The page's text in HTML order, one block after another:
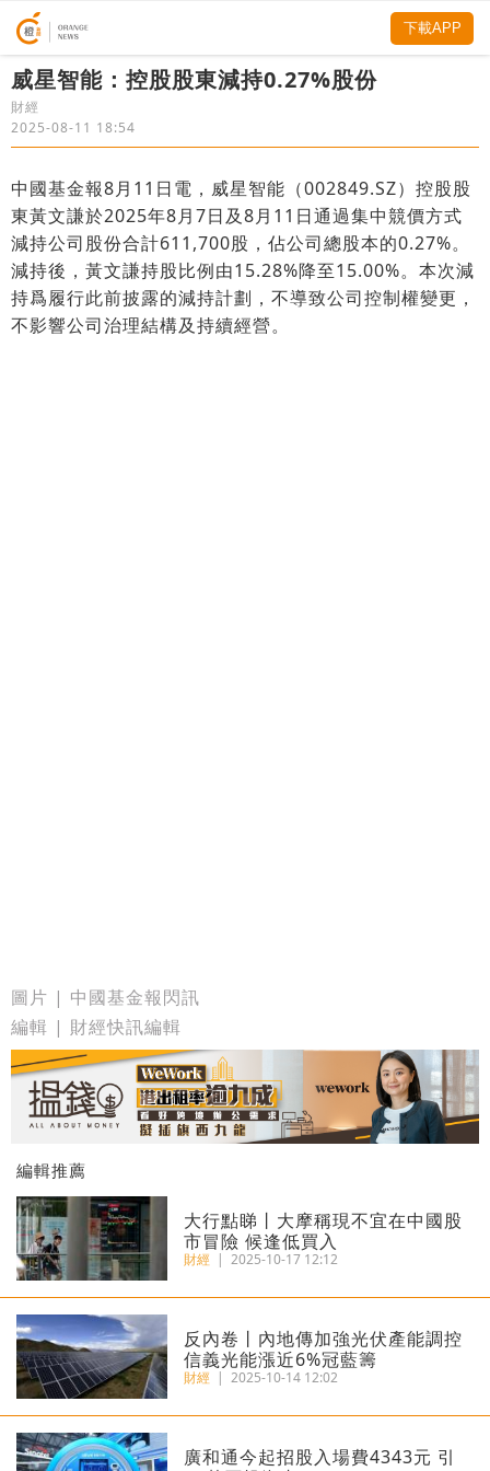
威星智能：控股股東減持0.27%股份
財經
2025-08-11 18:54
中國基金報8月11日電，威星智能（002849.SZ）控股股
東黃文謙於2025年8月7日及8月11日通過集中競價方式
減持公司股份合計611,700股，佔公司總股本的0.27%。
減持後，黃文謙持股比例由15.28%降至15.00%。本次減
持爲履行此前披露的減持計劃，不導致公司控制權變更，
不影響公司治理結構及持續經營。
圖片 | 中國基金報閃訊
編輯 | 財經快訊編輯
編輯推薦
大行點睇丨大摩稱現不宜在中國股
市冒險 候逢低買入
財經 | 2025-10-17 12:12
反內卷丨內地傳加強光伏產能調控
信義光能漲近6%冠藍籌
財經 | 2025-10-14 12:02
廣和通今起招股入場費4343元 引
下載APP